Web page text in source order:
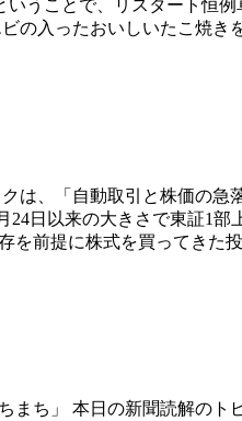
うことで、リスタート恒
の入ったおいしいたこ焼き
は、「自動取引と株価の
24日以来の大きさで東証1
を前提に株式を買ってき
ち」 本日の新聞読解の